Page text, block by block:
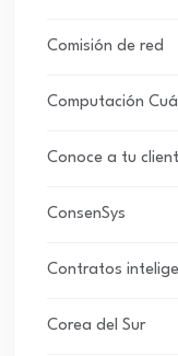
Comisión de red
Computación
Conoce a tu
ConsenSys
Contratos
Corea del Sur